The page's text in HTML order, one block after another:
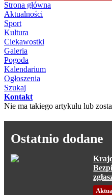
Strona główna
Aktualności
Sport
Kultura
Ciekawostki
Galeria
Pogoda
Kalendarium
Ogłoszenia
Szukaj
Kontakt
Nie ma takiego artykułu lub
Ostatnio dodane